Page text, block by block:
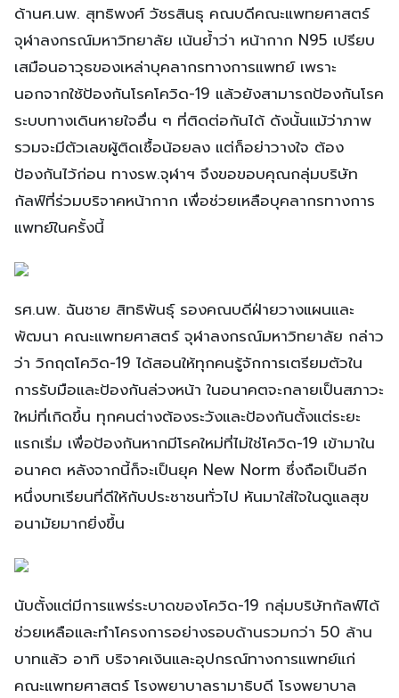
ด้านศ.นพ. สุทธิพงศ์ วัชรสินธุ คณบดีคณะแพทยศาสตร์
จุฬาลงกรณ์มหาวิทยาลัย เน้นย้ำว่า หน้ากาก N95 เปรียบ
เสมือนอาวุธของเหล่าบุคลากรทางการแพทย์ เพราะ
นอกจากใช้ป้องกันโรคโควิด-19 แล้วยังสามารถป้องกันโรค
ระบบทางเดินหายใจอื่น ๆ ที่ติดต่อกันได้ ดังนั้นแม้ว่าภาพ
รวมจะมีตัวเลขผู้ติดเชื้อน้อยลง แต่ก็อย่าวางใจ ต้อง
ป้องกันไว้ก่อน ทางรพ.จุฬาฯ จึงขอขอบคุณกลุ่มบริษัท
กัลฟ์ที่ร่วมบริจาคหน้ากาก เพื่อช่วยเหลือบุคลากรทางการ
แพทย์ในครั้งนี้
รศ.นพ. ฉันชาย สิทธิพันธุ์ รองคณบดีฝ่ายวางแผนและ
พัฒนา คณะแพทยศาสตร์ จุฬาลงกรณ์มหาวิทยาลัย กล่าว
ว่า วิกฤตโควิด-19 ได้สอนให้ทุกคนรู้จักการเตรียมตัวใน
การรับมือและป้องกันล่วงหน้า ในอนาคตจะกลายเป็นสภาวะ
ใหม่ที่เกิดขึ้น ทุกคนต่างต้องระวังและป้องกันตั้งแต่ระยะ
แรกเริ่ม เพื่อป้องกันหากมีโรคใหม่ที่ไม่ใช่โควิด-19 เข้ามาใน
อนาคต หลังจากนี้ก็จะเป็นยุค New Norm ซึ่งถือเป็นอีก
หนึ่งบทเรียนที่ดีให้กับประชาชนทั่วไป หันมาใส่ใจในดูแลสุข
อนามัยมากยิ่งขึ้น
นับตั้งแต่มีการแพร่ระบาดของโควิด-19 กลุ่มบริษัทกัลฟ์ได้
ช่วยเหลือและทำโครงการอย่างรอบด้านรวมกว่า 50 ล้าน
บาทแล้ว อาทิ บริจาคเงินและอุปกรณ์ทางการแพทย์แก่
คณะแพทยศาสตร์ โรงพยาบาลรามาธิบดี โรงพยาบาล